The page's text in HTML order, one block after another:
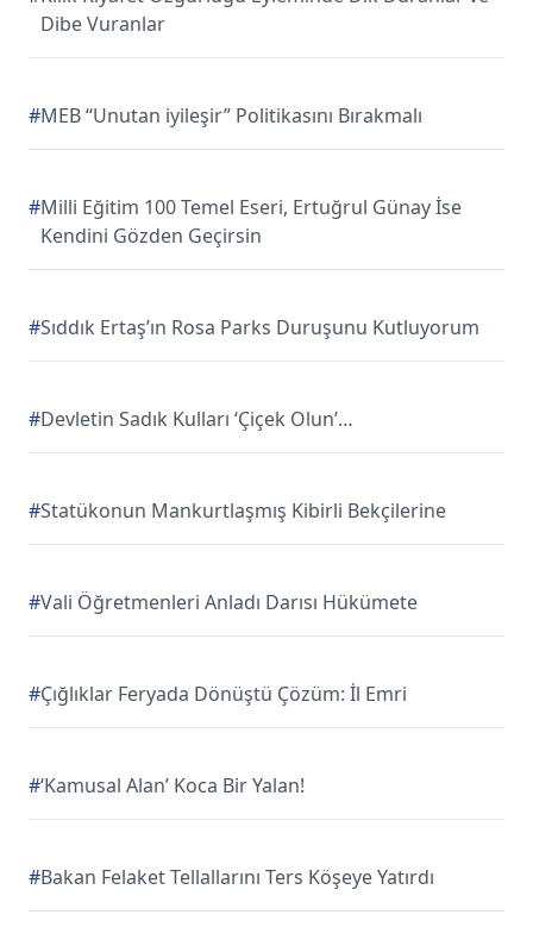
Dibe Vuranlar
#MEB “Unutan iyileşir” Politikasını Bırakmalı
#Milli Eğitim 100 Temel Eseri, Ertuğrul Günay İse
Kendini Gözden Geçirsin
#Sıddık Ertaş’ın Rosa Parks Duruşunu Kutluyorum
#Devletin Sadık Kulları ‘Çiçek Olun’…
#Statükonun Mankurtlaşmış Kibirli Bekçilerine
#Vali Öğretmenleri Anladı Darısı Hükümete
#Çığlıklar Feryada Dönüştü Çözüm: İl Emri
#‘Kamusal Alan’ Koca Bir Yalan!
#Bakan Felaket Tellallarını Ters Köşeye Yatırdı